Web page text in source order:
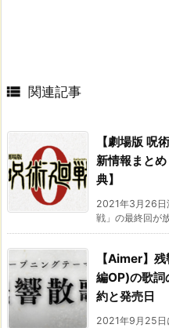
 関連記事
【劇場版 呪
新情報まと
典】
2021年3月26日
戦」の最終回が
【Aimer】
編OP)の歌詞
約と発売日
2021年9月25日